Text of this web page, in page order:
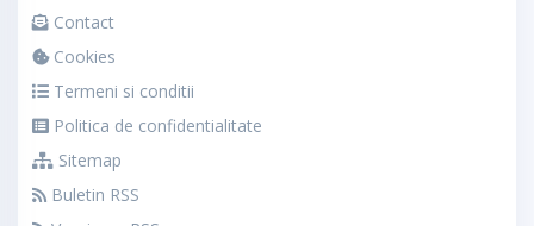
Contact
Cookies
Termeni si conditii
Politica de confidentialitate
Sitemap
Buletin RSS